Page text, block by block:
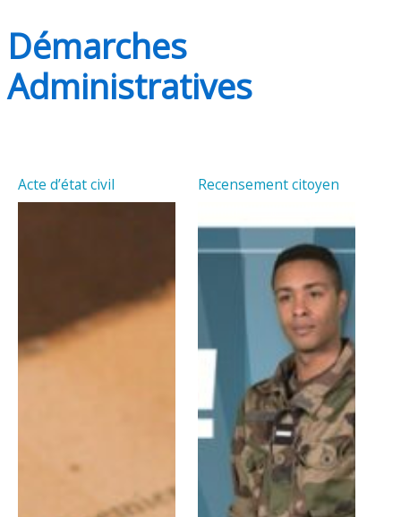
Démarches
Administratives
Acte d’état civil Recensement citoyen